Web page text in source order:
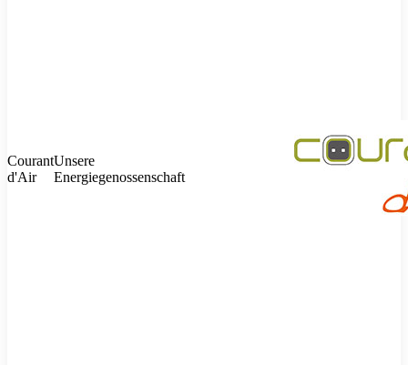
Courant
d'Air
Unsere
Energiegenossenschaft